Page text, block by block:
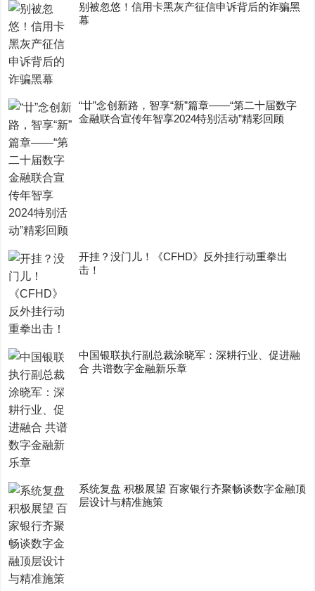
别被忽悠！信用卡黑灰产征信申诉背后的诈骗黑
幕
“廿”念创新路，智享“新”篇章——“第二十届数字
金融联合宣传年智享2024特别活动”精彩回顾
开挂？没门儿！《CFHD》反外挂行动重拳出
击！
中国银联执行副总裁涂晓军：深耕行业、促进融
合 共谱数字金融新乐章
系统复盘 积极展望 百家银行齐聚畅谈数字金融顶
层设计与精准施策